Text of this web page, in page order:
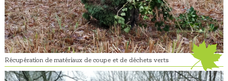
Récupération de matériaux de coupe et de déchets verts